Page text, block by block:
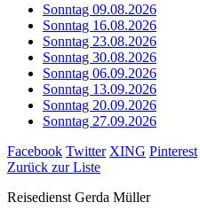
Sonntag 09.08.2026
Sonntag 16.08.2026
Sonntag 23.08.2026
Sonntag 30.08.2026
Sonntag 06.09.2026
Sonntag 13.09.2026
Sonntag 20.09.2026
Sonntag 27.09.2026
Facebook Twitter XING Pinterest
Zurück zur Liste
Reisedienst Gerda Müller